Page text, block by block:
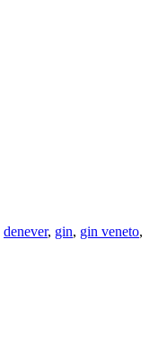
denever, gin, gin veneto,